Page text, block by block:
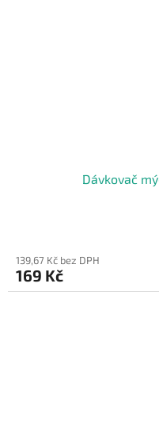
Dávkovač
139,67 Kč bez DPH
169 Kč